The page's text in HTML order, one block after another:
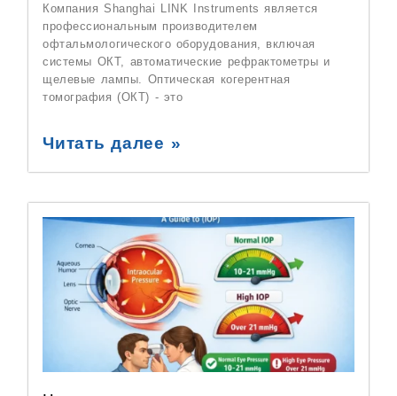
Компания Shanghai LINK Instruments является
профессиональным производителем
офтальмологического оборудования, включая
системы ОКТ, автоматические рефрактометры и
щелевые лампы. Оптическая когерентная
томография (ОКТ) - это
Читать далее »